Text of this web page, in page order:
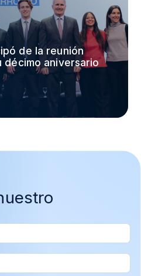
de la reunión
décimo aniversario